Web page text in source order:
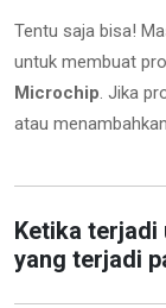
Tentu saja bisa!
untuk membuat
Microchip. Jika
atau
Ketika terjadi
yang terjadi